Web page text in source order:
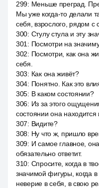
299: Меньше преград.
Мы уже когда-то делали
себя, взрослого, рядом с
300: Стулу стула и эту
301 : Посмотри на
302: Посмотри, как она
себя.
303: Как она живёт?
304: Понятно. Как это
305: В каком состоянии?
306: Из за этого
состоянии она находится
307: Видите?
308: Ну что ж, пришло
309: И самое главное,
обязательно ответит.
310: Спросите, когда в
значимой фигуры, когда
неверие в себя, в свою